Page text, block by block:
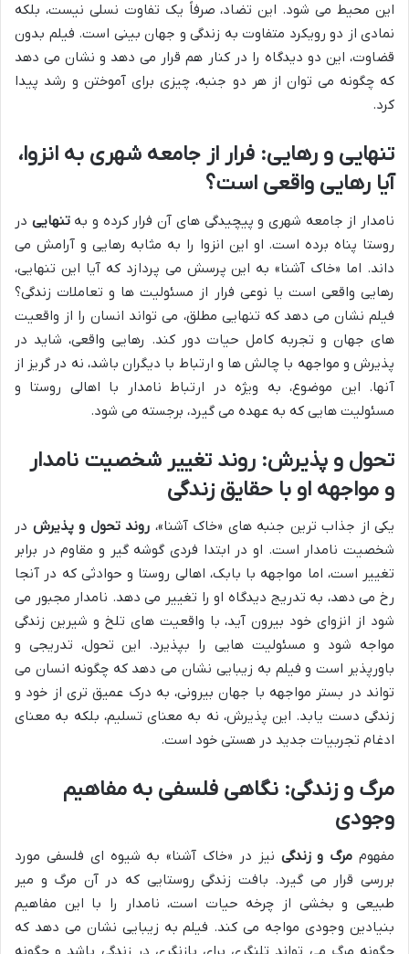
این محیط می شود. این تضاد، صرفاً یک تفاوت نسلی نیست، بلکه
نمادی از دو رویکرد متفاوت به زندگی و جهان بینی است. فیلم بدون
قضاوت، این دو دیدگاه را در کنار هم قرار می دهد و نشان می دهد
که چگونه می توان از هر دو جنبه، چیزی برای آموختن و رشد پیدا
کرد.
تنهایی و رهایی: فرار از جامعه شهری به انزوا،
آیا رهایی واقعی است؟
نامدار از جامعه شهری و پیچیدگی های آن فرار کرده و بهتنهایی در
روستا پناه برده است. او این انزوا را به مثابه رهایی و آرامش می
داند. اما «خاک آشنا» به این پرسش می پردازد که آیا این تنهایی،
رهایی واقعی است یا نوعی فرار از مسئولیت ها و تعاملات زندگی؟
فیلم نشان می دهد که تنهایی مطلق، می تواند انسان را از واقعیت
های جهان و تجربه کامل حیات دور کند. رهایی واقعی، شاید در
پذیرش و مواجهه با چالش ها و ارتباط با دیگران باشد، نه در گریز از
آنها. این موضوع، به ویژه در ارتباط نامدار با اهالی روستا و
مسئولیت هایی که به عهده می گیرد، برجسته می شود.
تحول و پذیرش: روند تغییر شخصیت نامدار
و مواجهه او با حقایق زندگی
یکی از جذاب ترین جنبه های «خاک آشنا»، روند تحول و پذیرش در
شخصیت نامدار است. او در ابتدا فردی گوشه گیر و مقاوم در برابر
تغییر است، اما مواجهه با بابک، اهالی روستا و حوادثی که در آنجا
رخ می دهد، به تدریج دیدگاه او را تغییر می دهد. نامدار مجبور می
شود از انزوای خود بیرون آید، با واقعیت های تلخ و شیرین زندگی
مواجه شود و مسئولیت هایی را بپذیرد. این تحول، تدریجی و
باورپذیر است و فیلم به زیبایی نشان می دهد که چگونه انسان می
تواند در بستر مواجهه با جهان بیرونی، به درک عمیق تری از خود و
زندگی دست یابد. این پذیرش، نه به معنای تسلیم، بلکه به معنای
ادغام تجربیات جدید در هستی خود است.
مرگ و زندگی: نگاهی فلسفی به مفاهیم
وجودی
مفهوم مرگ و زندگی نیز در «خاک آشنا» به شیوه ای فلسفی مورد
بررسی قرار می گیرد. بافت زندگی روستایی که در آن مرگ و میر
طبیعی و بخشی از چرخه حیات است، نامدار را با این مفاهیم
بنیادین وجودی مواجه می کند. فیلم به زیبایی نشان می دهد که